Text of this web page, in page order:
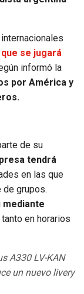
se jugará
informó la
por América y
de su
tendrá
en las que
de grupos.
mediante
tanto en horarios
A330 LV-KAN
un nuevo livery